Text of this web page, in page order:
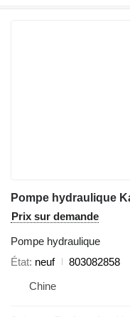
Prix sur demande
Pompe hydraulique
État neuf
803082858
Chine